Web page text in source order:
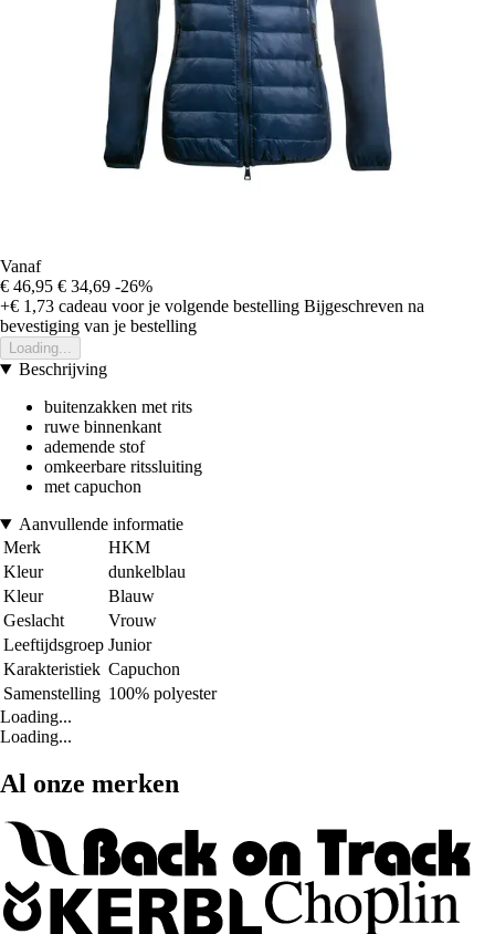
Vanaf
€ 46,95 € 34,69 -26%
+€ 1,73 cadeau voor je volgende bestelling Bijgeschreven na
bevestiging van je bestelling
Loading...
Beschrijving
buitenzakken met rits
ruwe binnenkant
ademende stof
omkeerbare ritssluiting
met capuchon
Aanvullende informatie
Merk
HKM
Kleur
dunkelblau
Kleur
Blauw
Geslacht
Vrouw
Leeftijdsgroep Junior
Karakteristiek Capuchon
Samenstelling 100% polyester
Loading...
Loading...
Al onze merken